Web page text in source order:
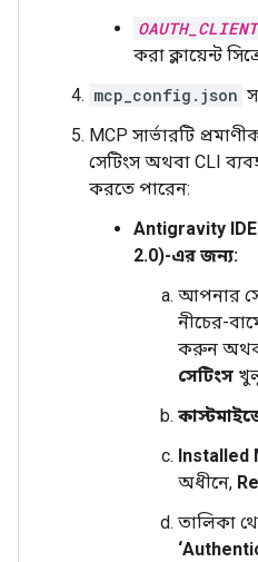
করা ক্লায়েন্ট
mcp_config.json
MCP সার্ভারটি
সেটিংস অথবা CLI
করতে পারেন:
Antigravity
2.0)-এর জন্য:
আপনার
নীচের-
করুন
সেটিংস
Installed
অধীনে,
তালিকা